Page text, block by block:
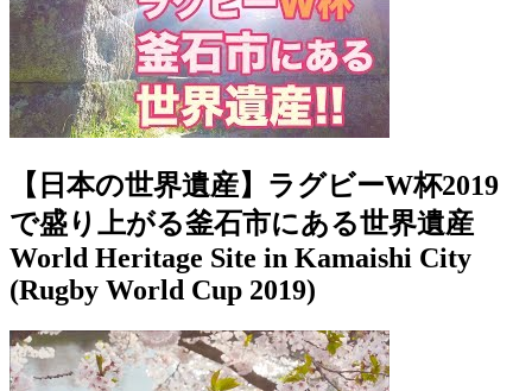
【日本の世界遺産】ラグビーW杯2019
で盛り上がる釜石市にある世界遺産
World Heritage Site in Kamaishi City
(Rugby World Cup 2019)